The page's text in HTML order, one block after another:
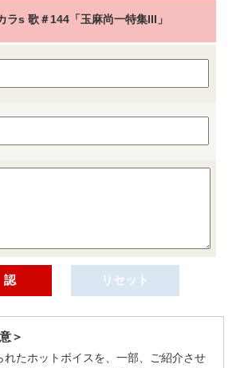
ラs 歌＃144「玉麻尚一特集III」
＞
れたホットボイスを、一部、ご紹介させ